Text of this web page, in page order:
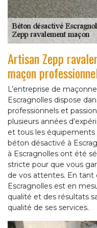
Artisan Zepp
maçon
L’entreprise de
Escragnolles dispose
professionnels et
plusieurs années
et tous les équipements
béton désactivé à
à Escragnolles ont été
stricte pour que vous
de vos attentes. En tant
Escragnolles est en
qualité et des résultats
qualité de ses services.